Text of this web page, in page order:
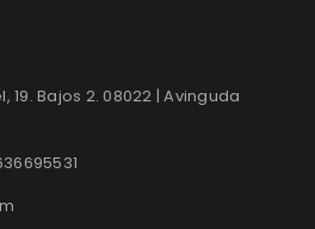
Bajos 2. 08022 | Avinguda